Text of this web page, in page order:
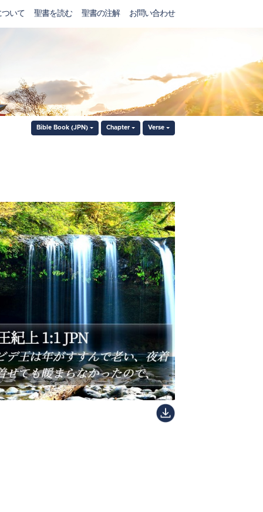
ついて 聖書を読む 聖書の注解 お問い合わせ
Bible Book (JPN) Chapter Verse